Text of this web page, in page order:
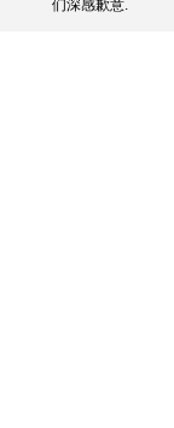
们深感歉意.